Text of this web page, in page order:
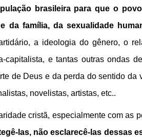
brasileira para que o
da família, da sexualidade
a ideologia do gênero, o
e tantas outras ondas
de Deus e da perda do sentido da
novelistas, artistas, etc..
cristã, especialmente com as
las, não esclarecê-las dessas